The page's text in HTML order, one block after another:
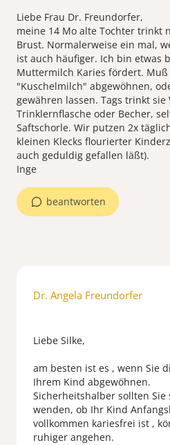
Liebe Frau Dr. Freundorfer,
meine 14 Mo alte Tochter trinkt
Brust. Normalerweise ein mal,
ist auch häufiger. Ich bin etwas
Muttermilch Karies fördert.
"Kuschelmilch" abgewöhnen,
gewähren lassen. Tags trinkt sie
Trinklernflasche oder Becher,
Saftschorle. Wir putzen 2x
kleinen Klecks flourierter
auch geduldig gefallen läßt).
Inge
beantworten
Dr. Angela Freundorfer
Liebe Silke,
am besten ist es , wenn Sie
Ihrem Kind abgewöhnen.
Sicherheitshalber sollten
wenden, ob Ihr Kind
vollkommen kariesfrei ist ,
ruhiger angehen.